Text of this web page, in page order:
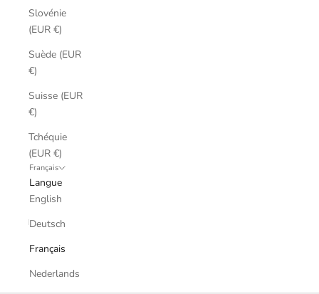
Slovénie
(EUR €)
Suède (EUR
€)
Suisse (EUR
€)
Tchéquie
(EUR €)
Français
Langue
English
Deutsch
Français
Nederlands